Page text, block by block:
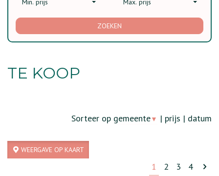
Min. prijs Max. prijs
ZOEKEN
TE KOOP
Sorteer op gemeente▼ | prijs | datum
WEERGAVE OP KAART
1 2 3 4